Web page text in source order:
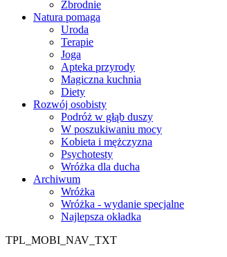
Zbrodnie
Natura pomaga
Uroda
Terapie
Joga
Apteka przyrody
Magiczna kuchnia
Diety
Rozwój osobisty
Podróż w głąb duszy
W poszukiwaniu mocy
Kobieta i mężczyzna
Psychotesty
Wróżka dla ducha
Archiwum
Wróżka
Wróżka - wydanie specjalne
Najlepsza okładka
TPL_MOBI_NAV_TXT